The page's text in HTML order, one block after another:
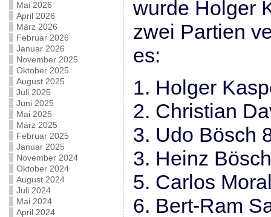
Mai 2026
April 2026
März 2026
Februar 2026
Januar 2026
November 2025
Oktober 2025
August 2025
Juli 2025
Juni 2025
Mai 2025
März 2025
Februar 2025
Januar 2025
November 2024
Oktober 2024
August 2024
Juli 2024
Mai 2024
April 2024
wurde Holger
zwei Partien
es:
1. Holger
2. Christian
3. Udo Bösch
3. Heinz
5. Carlos
6. Bert-Ram